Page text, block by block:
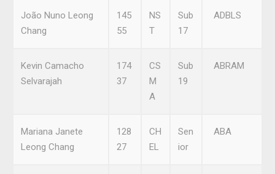
João Nuno Leong
Chang
145
55
NS
T
Sub
17
ADBLS
Kevin Camacho
Selvarajah
174
37
CS
M
A
Sub
19
ABRAM
Mariana Janete
Leong Chang
128
27
CH
EL
Sen
ior
ABA